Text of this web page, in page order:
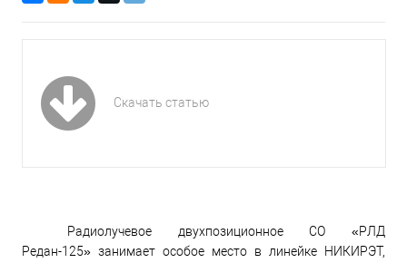
Скачать статью
Радиолучевое двухпозиционное СО «РЛД
Редан-125» занимает особое место в линейке НИКИРЭТ,